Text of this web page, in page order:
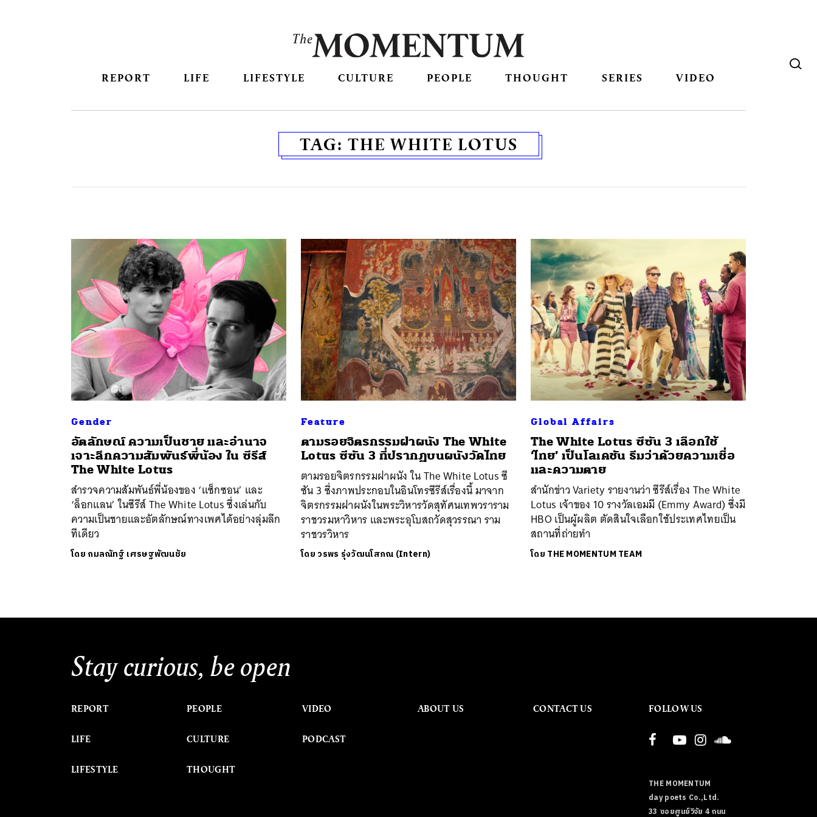
REPORT LIFE LIFESTYLE CULTURE PEOPLE THOUGHT SERIES VIDEO
TAG: THE WHITE LOTUS
Gender
อัตลักษณ์ ความเป็นชาย และอำนาจ
เจาะลึกความสัมพันธ์พี่น้อง ใน ซีรีส์
The White Lotus
สำรวจความสัมพันธ์พี่น้องของ ‘แซ็กซอน’ และ
‘ล็อกแลน’ ในซีรีส์ The White Lotus ซึ่งเล่นกับ
ความเป็นชายและอัตลักษณ์ทางเพศได้อย่างลุ่มลึก
ทีเดียว
โดย กมลณัทฐ์ เศรษฐพัฒนชัย
Feature
ตามรอยจิตรกรรมฝาผนัง The White
Lotus ซีซัน 3 ที่ปรากฏบนผนังวัดไทย
ตามรอยจิตรกรรมฝาผนัง ใน The White Lotus ซี
ซัน 3 ซึ่งภาพประกอบในอินโทรซีรีส์เรื่องนี้ มาจาก
จิตรกรรมฝาผนังในพระวิหารวัดสุทัศนเทพวราราม
ราชวรมหาวิหาร และพระอุโบสถวัดสุวรรณา ราม
ราชวรวิหาร
โดยวรพร รุ่งวัฒนโสภณ (Intern)
Global Affairs
The White Lotus ซีซัน 3 เลือกใช้
‘ไทย’ เป็นโลเคชัน ธีมว่าด้วยความเชื่อ
และความตาย
สำนักข่าว Variety รายงานว่า ซีรีส์เรื่อง The White
Lotus เจ้าของ 10 รางวัลเอมมี (Emmy Award) ซึ่งมี
HBO เป็นผู้ผลิต ตัดสินใจเลือกใช้ประเทศไทยเป็น
สถานที่ถ่ายทำ
โดย THE MOMENTUM TEAM
Stay curious, be open
REPORT
LIFE
LIFESTYLE
PEOPLE
CULTURE
THOUGHT
VIDEO
PODCAST
ABOUT US CONTACT US FOLLOW US
THE MOMENTUM
day poets Co.,Ltd.
33 ซอยศูนย์วิจัย 4 ถนน
ค้นหา
SHARE TWEET LINE EMAIL